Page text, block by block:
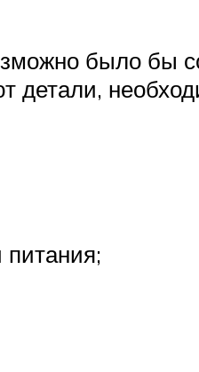
было бы
детали,